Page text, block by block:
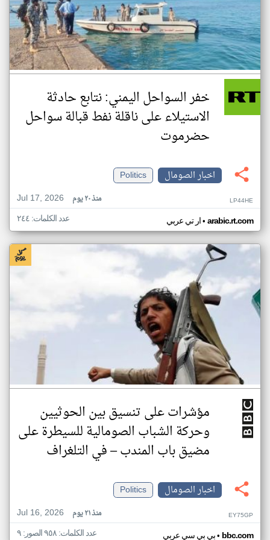
خفر السواحل اليمني: نتابع حادثة
الاستيلاء على ناقلة نفط قبالة سواحل
حضرموت
اخبار الصومال
Politics
Jul 17, 2026
منذ ٢٠ يوم LP44HE
ار تي عربي• arabic.rt.com عدد الكلمات: ٢٤٤
مؤشرات على تنسيق بين الحوثيين
وحركة الشباب الصومالية للسيطرة على
مضيق باب المندب – في التلغراف
اخبار الصومال
Politics
Jul 16, 2026
منذ ٢١ يوم EY75GP
بي بي سي عربي• bbc.com عدد الكلمات: ٩٥٨ الصور: ٩